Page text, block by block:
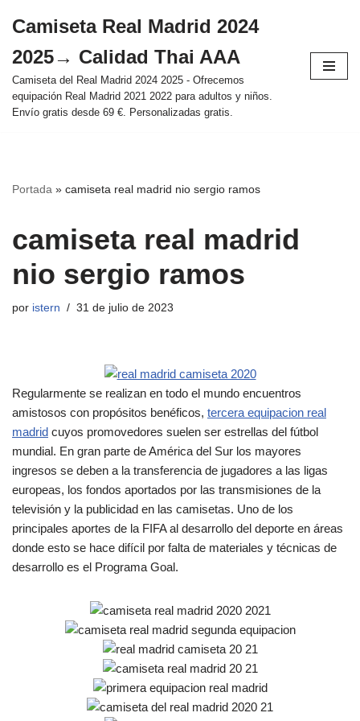
al
contenido
Camiseta Real Madrid 2024
2025→ Calidad Thai AAA
Camiseta del Real Madrid 2024 2025 - Ofrecemos
equipación Real Madrid 2021 2022 para adultos y niños.
Envío gratis desde 69 €. Personalizadas gratis.
Portada » camiseta real madrid nio sergio ramos
camiseta real madrid
nio sergio ramos
por istern 31 de julio de 2023
Regularmente se realizan en todo el mundo encuentros
amistosos con propósitos benéficos, tercera equipacion real
madrid cuyos promovedores suelen ser estrellas del fútbol
mundial. En gran parte de América del Sur los mayores
ingresos se deben a la transferencia de jugadores a las ligas
europeas, los fondos aportados por las transmisiones de la
televisión y la publicidad en las camisetas. Uno de los
principales aportes de la FIFA al desarrollo del deporte en áreas
donde esto se hace difícil por falta de materiales y técnicas de
desarrollo es el Programa Goal.